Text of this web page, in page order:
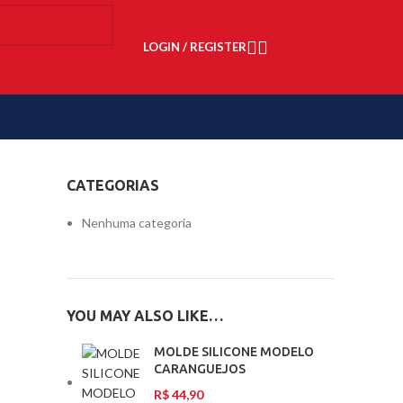
LOGIN / REGISTER
CATEGORIAS
Nenhuma categoria
YOU MAY ALSO LIKE…
MOLDE SILICONE MODELO
CARANGUEJOS
R$44,90